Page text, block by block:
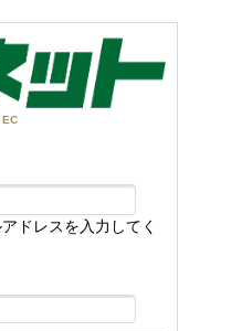
ドレスを入力してく